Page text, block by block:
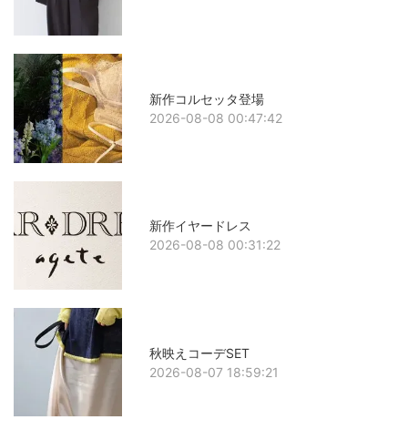
新作コルセッタ登場
2026-08-08 00:47:42
新作イヤードレス
2026-08-08 00:31:22
秋映えコーデSET
2026-08-07 18:59:21